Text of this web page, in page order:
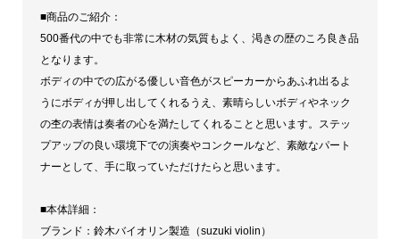
■商品のご紹介：
500番代の中でも非常に木材の気質もよく、渇きの歴のころ良き品
となります。
ボディの中での広がる優しい音色がスピーカーからあふれ出るよ
うにボディが押し出してくれるうえ、素晴らしいボディやネック
の杢の表情は奏者の心を満たしてくれることと思います。ステッ
プアップの良い環境下での演奏やコンクールなど、素敵なパート
ナーとして、手に取っていただけたらと思います。
■本体詳細：
ブランド：鈴木バイオリン製造（suzuki violin）